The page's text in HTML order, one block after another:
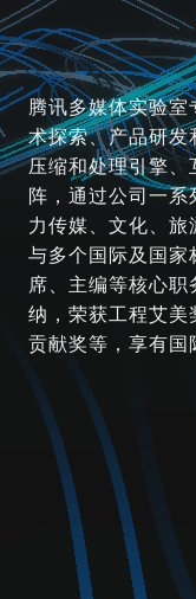
腾讯多媒体实验
术探索、产品研
压缩和处理引擎、
阵，通过公司一
力传媒、文化、
与多个国际及国家
席、主编等核心
纳，荣获工程艾
贡献奖等，享有国
研究与标准化
标准
学术文章
媒体压缩
视频转码引擎
AVIF 编解码器